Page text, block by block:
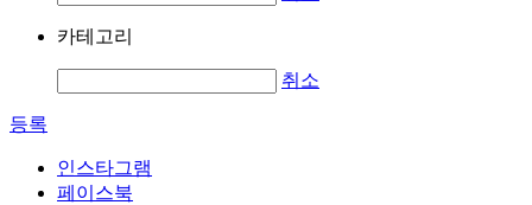
카테고리
취소
등록
인스타그램
페이스북